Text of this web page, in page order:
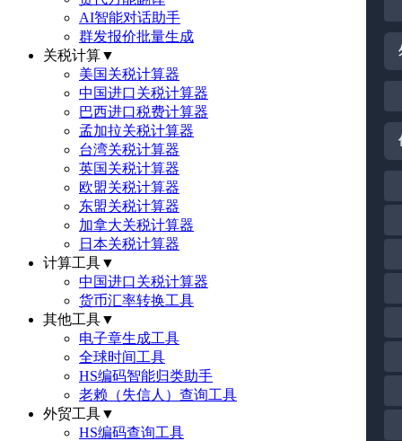
AI智能对话助手
群发报价批量生成
关税计算▼
美国关税计算器
中国进口关税计算器
巴西进口税费计算器
孟加拉关税计算器
台湾关税计算器
英国关税计算器
欧盟关税计算器
东盟关税计算器
加拿大关税计算器
日本关税计算器
计算工具▼
中国进口关税计算器
货币汇率转换工具
其他工具▼
电子章生成工具
全球时间工具
HS编码智能归类助手
老赖（失信人）查询工具
外贸工具▼
HS编码查询工具